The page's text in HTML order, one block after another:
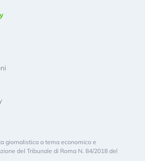
giornalistica a tema economico e
del Tribunale di Roma N. 84/2018 del